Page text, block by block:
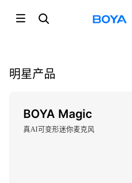
明星产品
BOYA Magic
真AI可变形迷你麦克风